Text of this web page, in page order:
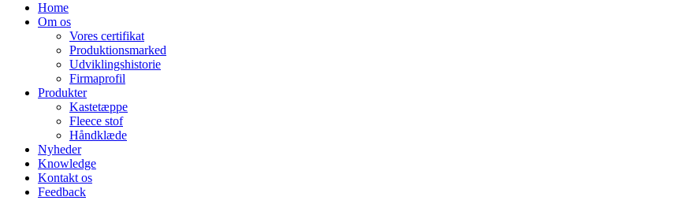
Home
Om os
Vores certifikat
Produktionsmarked
Udviklingshistorie
Firmaprofil
Produkter
Kastetæppe
Fleece stof
Håndklæde
Nyheder
Knowledge
Kontakt os
Feedback